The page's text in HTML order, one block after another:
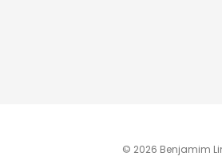
© 2026 Benjamim